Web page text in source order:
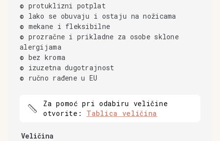
© protuklizni potplat
© lako se obuvaju i ostaju na nožicama
© mekane i fleksibilne
© prozračne i prikladne za osobe sklone
alergijama
© bez kroma
© izuzetna dugotrajnost
© ručno rađene u EU
Za pomoć pri odabiru veličine
otvorite: Tablica veličina
Veličina